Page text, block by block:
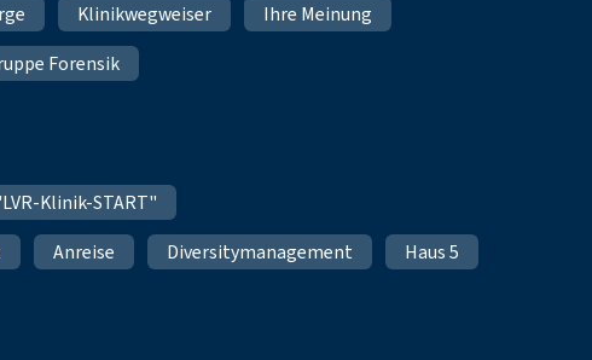
Klinikwegweiser
Ihre Meinung
Forensik
Klinik-START"
Anreise Diversitymanagement
Haus 5